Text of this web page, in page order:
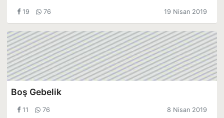
19 76 19 Nisan 2019
Boş Gebelik
11 76 8 Nisan 2019